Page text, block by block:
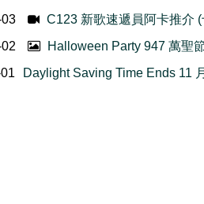
C123 新歌速遞員阿卡推介
Halloween Party 947 萬聖
Daylight Saving Time Ends 11